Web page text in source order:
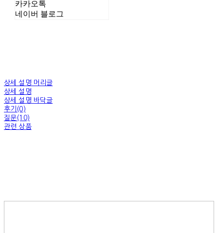
카카오톡
네이버 블로그
상세 설명 머리글
상세 설명
상세 설명 바닥글
후기(0)
질문(10)
관련 상품